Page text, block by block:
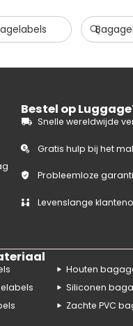
Bestel op
Snelle wereldwijde
Gratis hulp bij het
Probleemloze
Levenslange
Houten
Siliconen
Zachte PVC